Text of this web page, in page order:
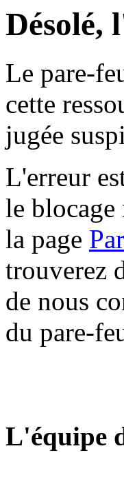
Désolé,
Le pare-
cette
jugée
L'erreur
le blocage
la page
trouverez
de nous
du pare-
L'équipe